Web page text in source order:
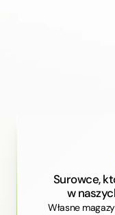
Surowce,
w
Własne